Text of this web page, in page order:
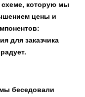
схеме, которую мы
цены и
для заказчика
беседовали